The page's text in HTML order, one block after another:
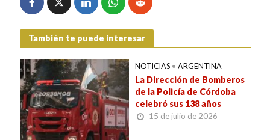
También te puede interesar
NOTICIAS • ARGENTINA
La Dirección de Bomberos
de la Policía de Córdoba
celebró sus 138 años
15 de julio de 2026